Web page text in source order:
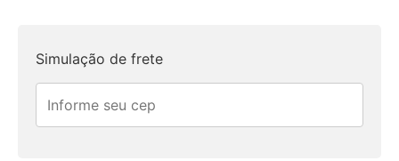
Simulação de frete